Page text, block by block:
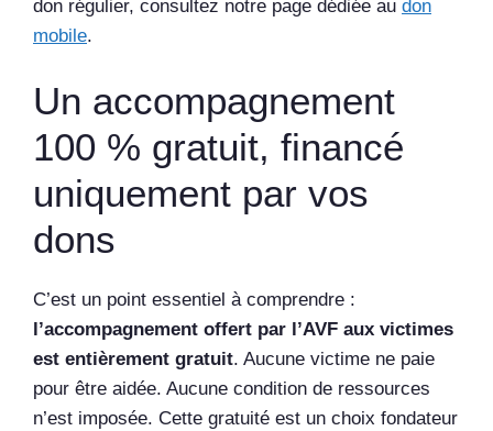
don régulier, consultez notre page dédiée au don
mobile.
Un accompagnement
100 % gratuit, financé
uniquement par vos
dons
C’est un point essentiel à comprendre :
l’accompagnement offert par l’AVF aux victimes
est entièrement gratuit. Aucune victime ne paie
pour être aidée. Aucune condition de ressources
n’est imposée. Cette gratuité est un choix fondateur